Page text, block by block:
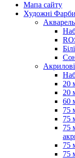
Мапа сайту
Художні
20
20
60
75
75
75
75
75